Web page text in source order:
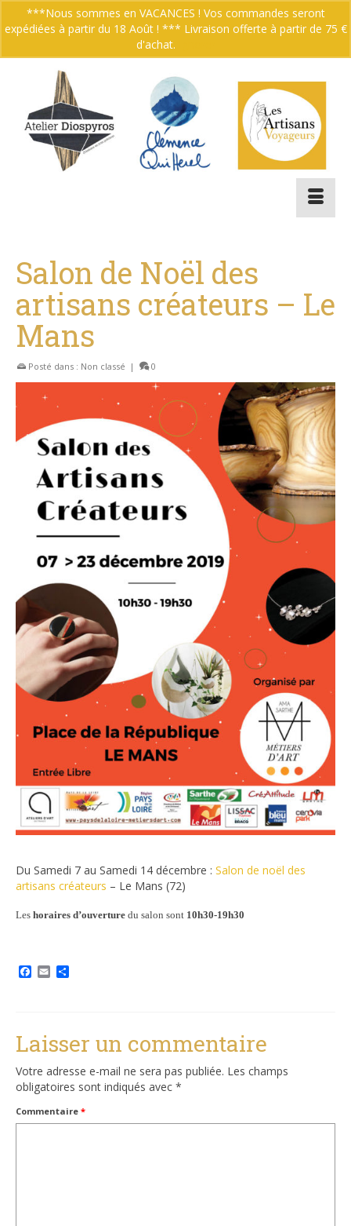
Votre panier 0.00€
Salon de Noël des
artisans créateurs – Le
Mans
Posté dans : Non classé | 0
Du Samedi 7 au Samedi 14 décembre : Salon de noël des
artisans créateurs – Le Mans (72)
Les horaires d’ouverture du salon sont 10h30-19h30
Facebook
Email
Laisser un commentaire
Votre adresse e-mail ne sera pas publiée. Les champs
obligatoires sont indiqués avec *
Commentaire *
***Nous sommes en VACANCES ! Vos commandes seront
expédiées à partir du 18 Août ! *** Livraison offerte à partir de 75 €
d'achat.